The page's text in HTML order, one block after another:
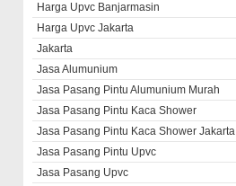
Harga Upvc Banjarmasin
Harga Upvc Jakarta
Jakarta
Jasa Alumunium
Jasa Pasang Pintu Alumunium Murah
Jasa Pasang Pintu Kaca Shower
Jasa Pasang Pintu Kaca Shower Jakarta
Jasa Pasang Pintu Upvc
Jasa Pasang Upvc